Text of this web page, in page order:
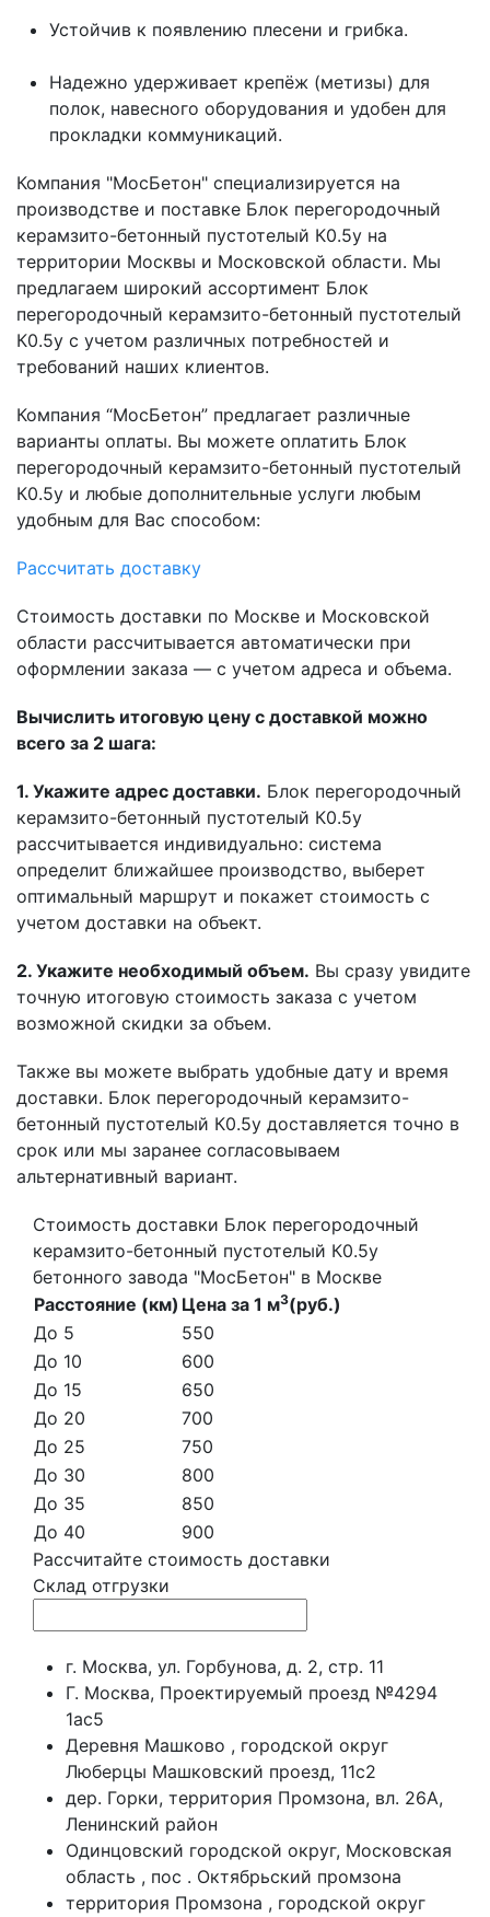
Устойчив к появлению плесени и грибка.
Надежно удерживает крепёж (метизы) для
полок, навесного оборудования и удобен для
прокладки коммуникаций.
Компания "МосБетон" специализируется на
производстве и поставке Блок перегородочный
керамзито-бетонный пустотелый К0.5у на
территории Москвы и Московской области. Мы
предлагаем широкий ассортимент Блок
перегородочный керамзито-бетонный пустотелый
К0.5у с учетом различных потребностей и
требований наших клиентов.
Компания “МосБетон” предлагает различные
варианты оплаты. Вы можете оплатить Блок
перегородочный керамзито-бетонный пустотелый
К0.5у и любые дополнительные услуги любым
удобным для Вас способом:
Рассчитать доставку
Стоимость доставки по Москве и Московской
области рассчитывается автоматически при
оформлении заказа — с учетом адреса и объема.
Вычислить итоговую цену с доставкой можно
всего за 2 шага:
1. Укажите адрес доставки. Блок перегородочный
керамзито-бетонный пустотелый К0.5у
рассчитывается индивидуально: система
определит ближайшее производство, выберет
оптимальный маршрут и покажет стоимость с
учетом доставки на объект.
2. Укажите необходимый объем. Вы сразу увидите
точную итоговую стоимость заказа с учетом
возможной скидки за объем.
Также вы можете выбрать удобные дату и время
доставки. Блок перегородочный керамзито-
бетонный пустотелый К0.5у доставляется точно в
срок или мы заранее согласовываем
альтернативный вариант.
Стоимость доставки Блок перегородочный
керамзито-бетонный пустотелый К0.5у
бетонного завода "МосБетон" в Москве
Расстояние (км) Цена за 1 м3(руб.)
До 5
550
До 10
600
До 15
650
До 20
700
До 25
750
До 30
800
До 35
850
До 40
900
Рассчитайте стоимость доставки
Склад отгрузки
г. Москва, ул. Горбунова, д. 2, стр. 11
Г. Москва, Проектируемый проезд №4294
1ас5
Деревня Машково , городской округ
Люберцы Машковский проезд, 11с2
дер. Горки, территория Промзона, вл. 26А,
Ленинский район
Одинцовский городской округ, Московская
область , пос . Октябрьский промзона
территория Промзона , городской округ